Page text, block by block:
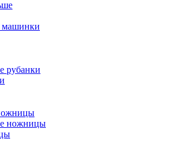
машинки
рубанки
ножницы